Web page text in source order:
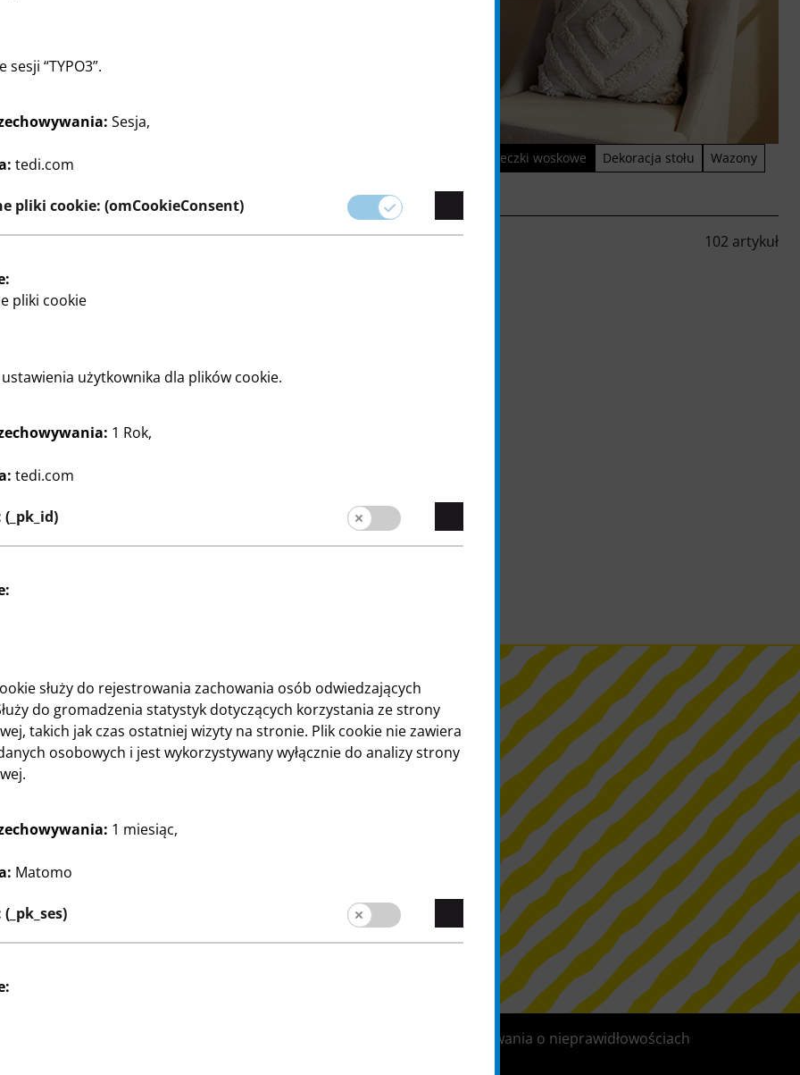
Odświeżacz powietrza Świeczki woskowe Dekoracja stołu
Wazony
102 artykuł
sklepów
System informowania o nieprawidłowościach
sesji “TYPO3”.
Sesja,
tedi.com
pliki cookie: (omCookieConsent)
pliki cookie
użytkownika dla plików cookie.
1 Rok,
tedi.com
służy do rejestrowania zachowania osób odwiedzających
do gromadzenia statystyk dotyczących korzystania ze strony
takich jak czas ostatniej wizyty na stronie. Plik cookie nie zawiera
osobowych i jest wykorzystywany wyłącznie do analizy strony
1 miesiąc,
Matomo